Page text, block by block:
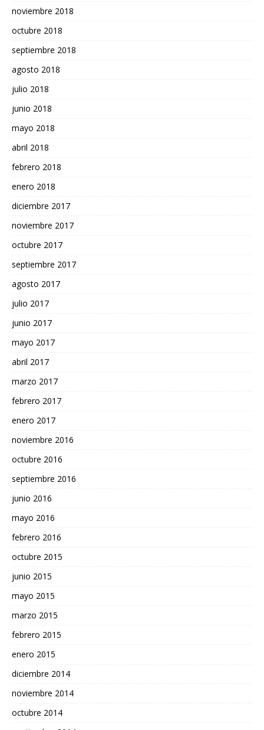
noviembre 2018
octubre 2018
septiembre 2018
agosto 2018
julio 2018
junio 2018
mayo 2018
abril 2018
febrero 2018
enero 2018
diciembre 2017
noviembre 2017
octubre 2017
septiembre 2017
agosto 2017
julio 2017
junio 2017
mayo 2017
abril 2017
marzo 2017
febrero 2017
enero 2017
noviembre 2016
octubre 2016
septiembre 2016
junio 2016
mayo 2016
febrero 2016
octubre 2015
junio 2015
mayo 2015
marzo 2015
febrero 2015
enero 2015
diciembre 2014
noviembre 2014
octubre 2014